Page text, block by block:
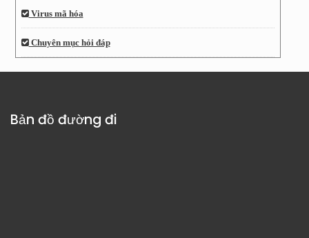
Virus mã hóa
Chuyên mục hỏi đáp
Bản đồ đường đi